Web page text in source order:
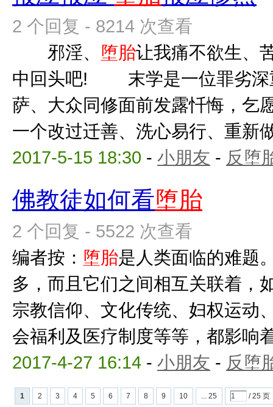
2 个回复 - 8214 次查看
邪淫、 堕胎让我痛不欲生、
中回头吧! 末学是一位罪劣深
萨、大众同修面前发露忏悔，乞
一个改过迁善、洗心易行、重新
2017-5-15 18:30 - 小朋友 - 反堕
佛教徒如何看堕胎
2 个回复 - 5522 次查看
编者按： 堕胎是人类面临的难题
多，而且它们之间相互关联着，
宗教信仰、文化传统、妇权运动
会福利及医疗制度等等，都影响
2017-4-27 16:14 - 小朋友 - 反堕
1 2 3 4 5 6 7 8 9 10 ... 25 / 25 页